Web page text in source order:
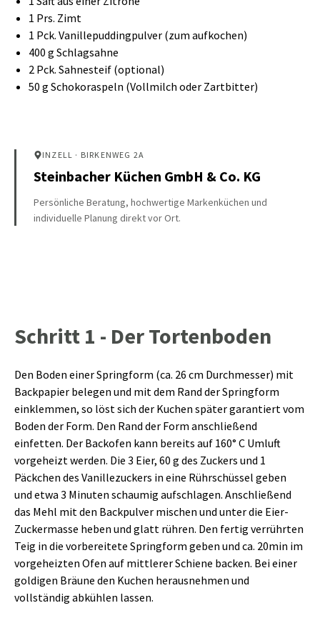
1 Prs. Zimt
1 Pck. Vanillepuddingpulver (zum aufkochen)
400 g Schlagsahne
2 Pck. Sahnesteif (optional)
50 g Schokoraspeln (Vollmilch oder Zartbitter)
INZELL · BIRKENWEG 2A
Steinbacher Küchen GmbH & Co. KG
Persönliche Beratung, hochwertige Markenküchen und
individuelle Planung direkt vor Ort.
Schritt 1 - Der Tortenboden
Den Boden einer Springform (ca. 26 cm Durchmesser) mit
Backpapier belegen und mit dem Rand der Springform
einklemmen, so löst sich der Kuchen später garantiert vom
Boden der Form. Den Rand der Form anschließend
einfetten. Der Backofen kann bereits auf 160° C Umluft
vorgeheizt werden. Die 3 Eier, 60 g des Zuckers und 1
Päckchen des Vanillezuckers in eine Rührschüssel geben
und etwa 3 Minuten schaumig aufschlagen. Anschließend
das Mehl mit den Backpulver mischen und unter die Eier-
Zuckermasse heben und glatt rühren. Den fertig verrührten
Teig in die vorbereitete Springform geben und ca. 20min im
vorgeheizten Ofen auf mittlerer Schiene backen. Bei einer
goldigen Bräune den Kuchen herausnehmen und
vollständig abkühlen lassen.